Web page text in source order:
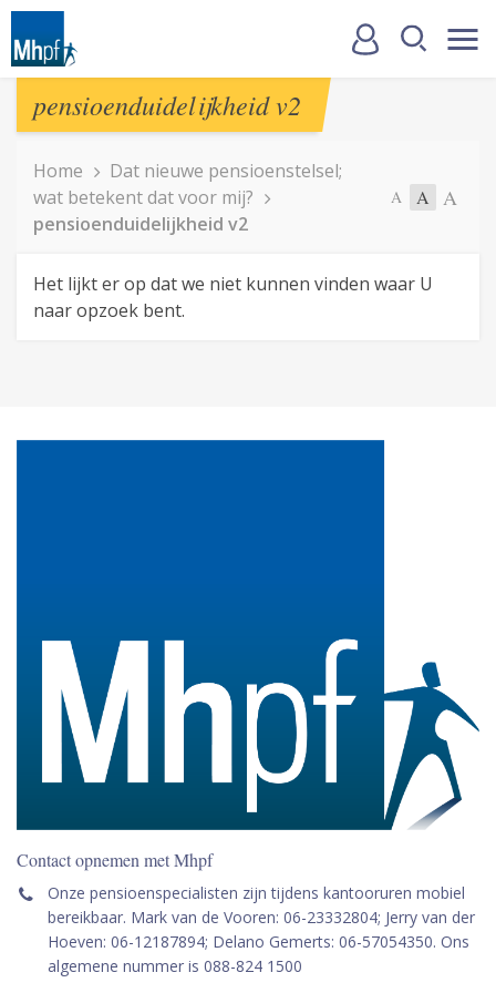
pensioenduidelijkheid v2
Home
Dat nieuwe pensioenstelsel;
wat betekent dat voor mij?
pensioenduidelijkheid v2
A A A
Het lijkt er op dat we niet kunnen vinden waar U
naar opzoek bent.
Contact opnemen met Mhpf
Onze pensioenspecialisten zijn tijdens kantooruren mobiel
bereikbaar. Mark van de Vooren: 06-23332804; Jerry van der
Hoeven: 06-12187894; Delano Gemerts: 06-57054350. Ons
algemene nummer is 088-824 1500